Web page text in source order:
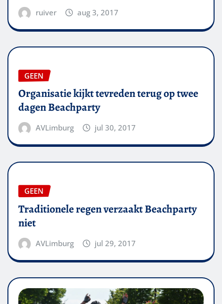
ruiver aug 3, 2017
GEEN
Organisatie kijkt tevreden terug op twee
dagen Beachparty
AVLimburg jul 30, 2017
GEEN
Traditionele regen verzaakt Beachparty
niet
AVLimburg jul 29, 2017